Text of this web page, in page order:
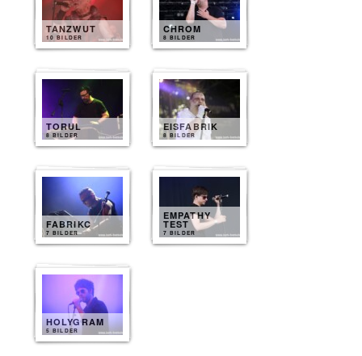
TANZWUT
10 BILDER
CHROM
8 BILDER
TORUL
8 BILDER
EISFABRIK
8 BILDER
FABRIKC
7 BILDER
EMPATHY
TEST
7 BILDER
HOLYGRAM
5 BILDER